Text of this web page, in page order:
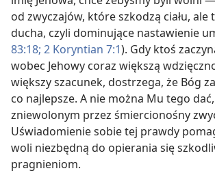
od zwyczajów, które szkodzą ciału, ale
ducha, czyli dominujące nastawienie
83:18; 2 Koryntian 7:1). Gdy ktoś
wobec Jehowy coraz większą
większy szacunek, dostrzega, że Bóg
co najlepsze. A nie można Mu tego
zniewolonym przez śmiercionośny
Uświadomienie sobie tej prawdy
woli niezbędną do opierania się
pragnieniom.